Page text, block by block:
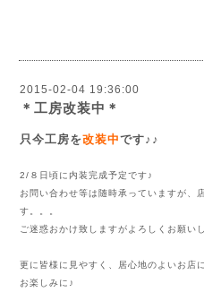
2015-02-04 19:36:00
＊工房改装中＊
只今工房を改装中です♪♪
2/８日頃に内装完成予定です♪
お問い合わせ等は随時承っていますが、
す。。。
ご迷惑おかけ致しますがよろしくお願い
更に皆様に見やすく、居心地のよいお店
お楽しみに♪